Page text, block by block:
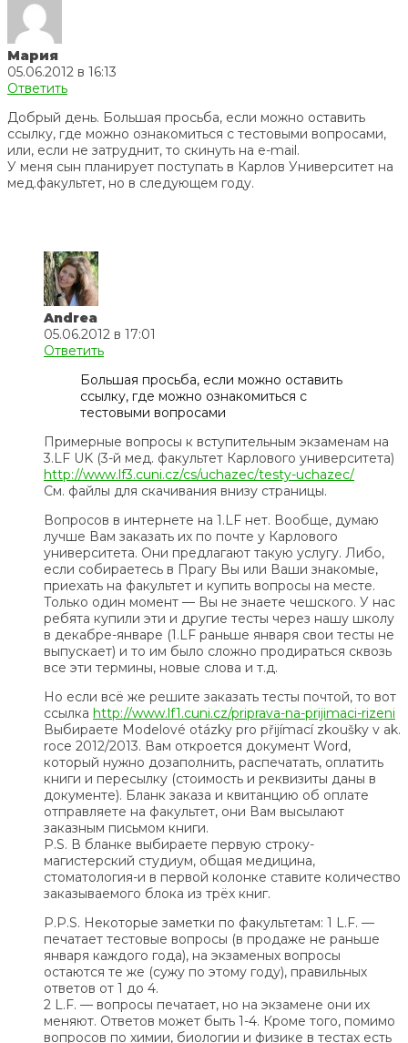
Мария
05.06.2012 в 16:13
Ответить
Добрый день. Большая просьба, если можно оставить
ссылку, где можно ознакомиться с тестовыми вопросами,
или, если не затруднит, то скинуть на e-mail.
У меня сын планирует поступать в Карлов Университет на
мед.факультет, но в следующем году.
Andrea
05.06.2012 в 17:01
Ответить
Большая просьба, если можно оставить
ссылку, где можно ознакомиться с
тестовыми вопросами
Примерные вопросы к вступительным экзаменам на
3.LF UK (3-й мед. факультет Карлового университета)
http://www.lf3.cuni.cz/cs/uchazec/testy-uchazec/
См. файлы для скачивания внизу страницы.
Вопросов в интернете на 1.LF нет. Вообще, думаю
лучше Вам заказать их по почте у Карлового
университета. Они предлагают такую услугу. Либо,
если собираетесь в Прагу Вы или Ваши знакомые,
приехать на факультет и купить вопросы на месте.
Только один момент — Вы не знаете чешского. У нас
ребята купили эти и другие тесты через нашу школу
в декабре-январе (1.LF раньше января свои тесты не
выпускает) и то им было сложно продираться сквозь
все эти термины, новые слова и т.д.
Но если всё же решите заказать тесты почтой, то вот
ссылка http://www.lf1.cuni.cz/priprava-na-prijimaci-rizeni
Выбираете Modelové otázky pro přijímací zkoušky v ak.
roce 2012/2013. Вам откроется документ Word,
который нужно дозаполнить, распечатать, оплатить
книги и пересылку (стоимость и реквизиты даны в
документе). Бланк заказа и квитанцию об оплате
отправляете на факультет, они Вам высылают
заказным письмом книги.
P.S. В бланке выбираете первую строку-
магистерский студиум, общая медицина,
стоматология-и в первой колонке ставите количество
заказываемого блока из трёх книг.
P.P.S. Некоторые заметки по факультетам: 1 L.F. —
печатает тестовые вопросы (в продаже не раньше
января каждого года), на экзаменых вопросы
остаются те же (сужу по этому году), правильных
ответов от 1 до 4.
2 L.F. — вопросы печатает, но на экзамене они их
меняют. Ответов может быть 1-4. Кроме того, помимо
вопросов по химии, биологии и физике в тестах есть